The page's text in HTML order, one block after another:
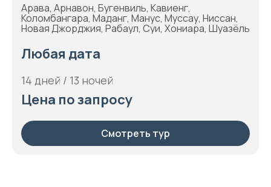
Арава, Арнавон, Бугенвиль, Кавиенг,
Коломбангара, Маданг, Манус, Муссау, Ниссан,
Новая Джорджия, Рабаул, Суи, Хониара, Шуазёль
Любая дата
14 дней / 13 ночей
Цена по запросу
Смотреть тур